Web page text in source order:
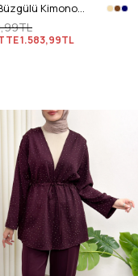
Önü Büzgülü Kimono Takım Y0102 - LACİVERT
1.583,99TL